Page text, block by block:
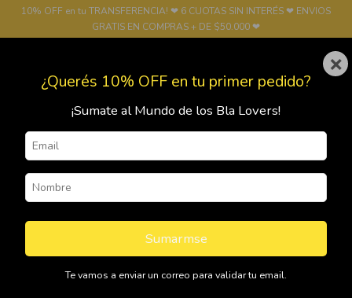
10% OFF en tu TRANSFERENCIA! ❤ 6 CUOTAS SIN INTERÉS ❤ ENVIOS
GRATIS EN COMPRAS + DE $50.000 ❤
0
×
¿Querés 10% OFF en tu primer pedido?
¡Sumate al Mundo de los Bla Lovers!
Sumarmse
Te vamos a enviar un correo para validar tu email.